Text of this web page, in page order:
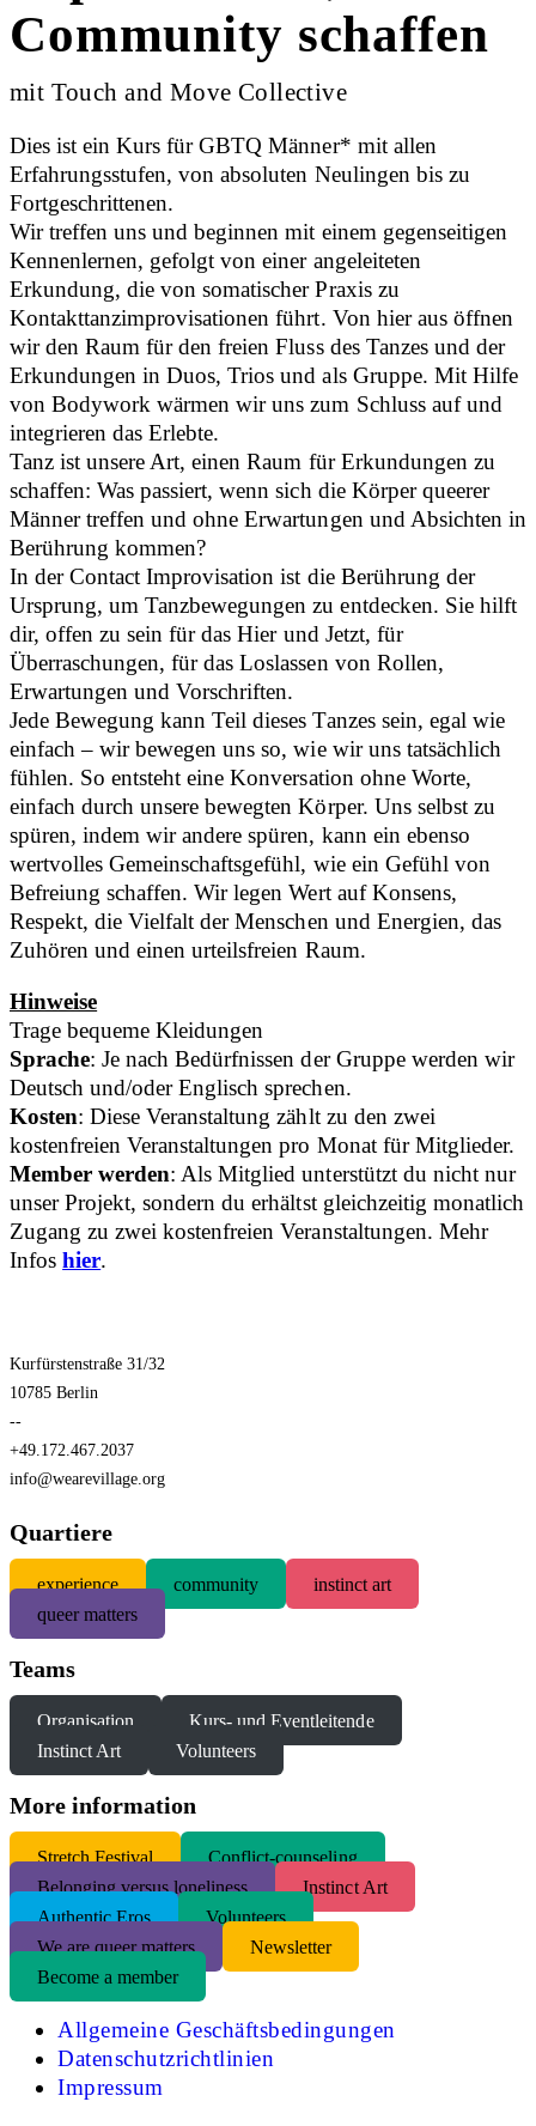
Community schaffen
mit Touch and Move Collective
Dies ist ein Kurs für GBTQ Männer* mit allen
Erfahrungsstufen, von absoluten Neulingen bis zu
Fortgeschrittenen.
Wir treffen uns und beginnen mit einem gegenseitigen
Kennenlernen, gefolgt von einer angeleiteten
Erkundung, die von somatischer Praxis zu
Kontakttanzimprovisationen führt. Von hier aus öffnen
wir den Raum für den freien Fluss des Tanzes und der
Erkundungen in Duos, Trios und als Gruppe. Mit Hilfe
von Bodywork wärmen wir uns zum Schluss auf und
integrieren das Erlebte.
Tanz ist unsere Art, einen Raum für Erkundungen zu
schaffen: Was passiert, wenn sich die Körper queerer
Männer treffen und ohne Erwartungen und Absichten in
Berührung kommen?
In der Contact Improvisation ist die Berührung der
Ursprung, um Tanzbewegungen zu entdecken. Sie hilft
dir, offen zu sein für das Hier und Jetzt, für
Überraschungen, für das Loslassen von Rollen,
Erwartungen und Vorschriften.
Jede Bewegung kann Teil dieses Tanzes sein, egal wie
einfach – wir bewegen uns so, wie wir uns tatsächlich
fühlen. So entsteht eine Konversation ohne Worte,
einfach durch unsere bewegten Körper. Uns selbst zu
spüren, indem wir andere spüren, kann ein ebenso
wertvolles Gemeinschaftsgefühl, wie ein Gefühl von
Befreiung schaffen. Wir legen Wert auf Konsens,
Respekt, die Vielfalt der Menschen und Energien, das
Zuhören und einen urteilsfreien Raum.
Hinweise
Trage bequeme Kleidungen
Sprache: Je nach Bedürfnissen der Gruppe werden wir
Deutsch und/oder Englisch sprechen.
Kosten: Diese Veranstaltung zählt zu den zwei
kostenfreien Veranstaltungen pro Monat für Mitglieder.
Member werden: Als Mitglied unterstützt du nicht nur
unser Projekt, sondern du erhältst gleichzeitig monatlich
Zugang zu zwei kostenfreien Veranstaltungen. Mehr
Infoshier.
Kurfürstenstraße 31/32
10785 Berlin
--
+49.172.467.2037
info@wearevillage.org
Quartiere
experience community
instinct art
queer matters
Teams
Organisation
Kurs- und Eventleitende
Instinct Art
Volunteers
More information
Stretch Festival
Conflict-counseling
Belonging versus loneliness
Instinct Art
Authentic Eros
Volunteers
We are queer matters
Newsletter
Become a member
Allgemeine Geschäftsbedingungen
Datenschutzrichtlinien
Impressum